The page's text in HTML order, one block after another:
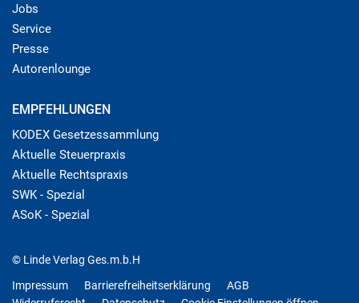
Jobs
Service
Presse
Autorenlounge
EMPFEHLUNGEN
KODEX Gesetzessammlung
Aktuelle Steuerpraxis
Aktuelle Rechtspraxis
SWK - Spezial
ASoK - Spezial
© Linde Verlag Ges.m.b.H
Impressum
Barrierefreiheitserklärung
AGB